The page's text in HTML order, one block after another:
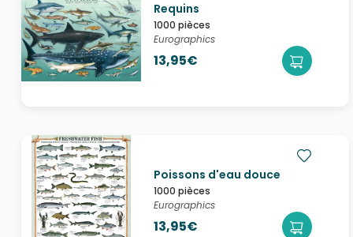
Requins
1000 pièces
Eurographics
13,95€
Poissons d'eau douce
1000 pièces
Eurographics
13,95€